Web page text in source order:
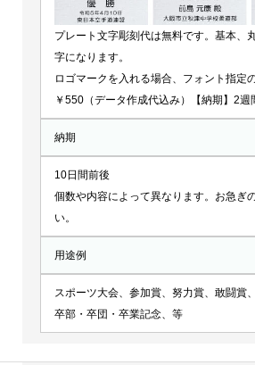
プレート文字彫刻代は無料です。基本、
字になります。
ロゴマークを入れる場合、フォント指定
￥550（データ作成代込み）【納期】2週
納期
10日間前後
個数や内容によって異なります。お急ぎ
い。
用途例
スポーツ大会、参加賞、努力賞、敢闘賞
卒部・卒団・卒業記念、等